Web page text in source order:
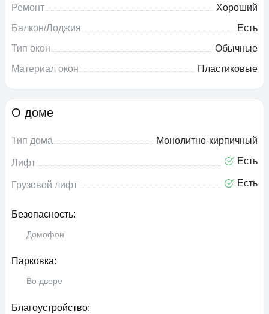
Ремонт
Хороший
Балкон/Лоджия
Есть
Тип окон
Обычные
Материал окон
Пластиковые
О доме
Тип дома Монолитно-кирпичный
Лифт Есть
Грузовой лифт Есть
Безопасность:
Домофон
Парковка:
Во дворе
Благоустройство: